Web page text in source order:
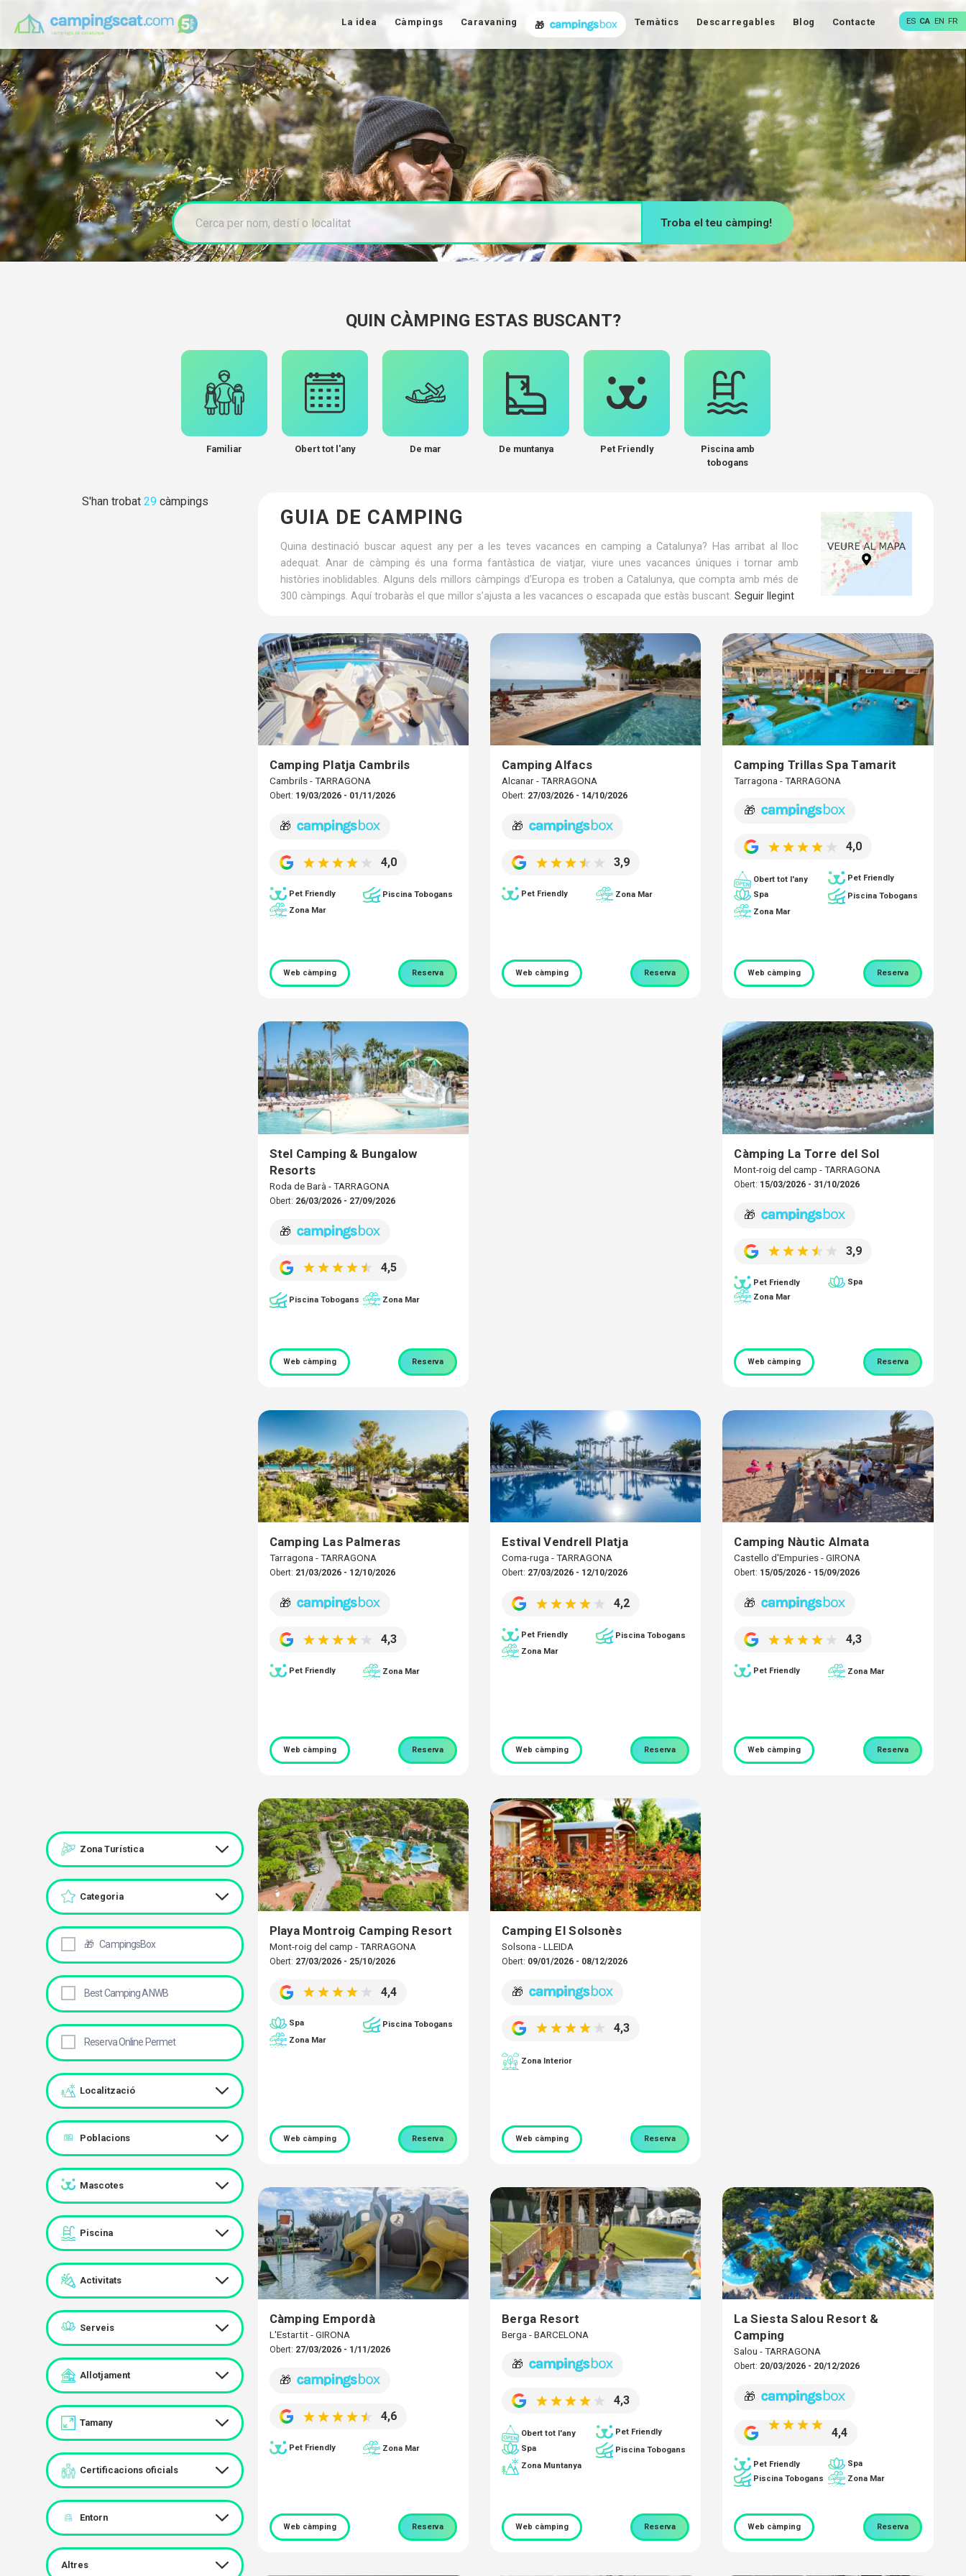
La idea Càmpings Caravaning 🎁 Temàtics Descarregables Blog Contacte ES CA EN FR
Troba el teu càmping!
QUIN CÀMPING ESTAS BUSCANT?
Familiar Obert tot l'any De mar De muntanya Pet Friendly
Piscina amb
tobogans
S'han trobat 29 càmpings
Zona Turística
Categoria
🎁 CampingsBox
Best Camping ANWB
Reserva Online Permet
Localització
Poblacions
Mascotes
Piscina
Activitats
Serveis
Allotjament
Tamany
Certificacions oficials
Entorn
Altres
GUIA DE CAMPING
Quina destinació buscar aquest any per a les teves vacances en camping a Catalunya? Has arribat al lloc
adequat. Anar de càmping és una forma fantàstica de viatjar, viure unes vacances úniques i tornar amb
històries inoblidables. Alguns dels millors càmpings d’Europa es troben a Catalunya, que compta amb més de
300 càmpings. Aquí trobaràs el que millor s’ajusta a les vacances o escapada que estàs buscant. Seguir llegint
Camping Platja Cambrils
Cambrils - TARRAGONA
Obert: 19/03/2026 - 01/11/2026
🎁
4,0
Pet Friendly
Piscina Tobogans
Zona Mar
Web càmping Reserva
Camping Alfacs
Alcanar - TARRAGONA
Obert: 27/03/2026 - 14/10/2026
🎁
3,9
Pet Friendly Zona Mar
Web càmping Reserva
Camping Trillas Spa Tamarit
Tarragona - TARRAGONA
🎁
4,0
Obert tot l'any
Pet Friendly
Spa
Piscina Tobogans
Zona Mar
Web càmping Reserva
Stel Camping & Bungalow
Resorts
Roda de Barà - TARRAGONA
Obert: 26/03/2026 - 27/09/2026
🎁
4,5
Piscina Tobogans Zona Mar
Web càmping Reserva
Càmping La Torre del Sol
Mont-roig del camp - TARRAGONA
Obert: 15/03/2026 - 31/10/2026
🎁
3,9
Pet Friendly
Spa
Zona Mar
Web càmping Reserva
Camping Las Palmeras
Tarragona - TARRAGONA
Obert: 21/03/2026 - 12/10/2026
🎁
4,3
Pet Friendly Zona Mar
Web càmping Reserva
Estival Vendrell Platja
Coma-ruga - TARRAGONA
Obert: 27/03/2026 - 12/10/2026
4,2
Pet Friendly
Piscina Tobogans
Zona Mar
Web càmping Reserva
Camping Nàutic Almata
Castello d'Empuries - GIRONA
Obert: 15/05/2026 - 15/09/2026
🎁
4,3
Pet Friendly Zona Mar
Web càmping Reserva
Playa Montroig Camping Resort
Mont-roig del camp - TARRAGONA
Obert: 27/03/2026 - 25/10/2026
4,4
Spa
Piscina Tobogans
Zona Mar
Web càmping Reserva
Camping El Solsonès
Solsona - LLEIDA
Obert: 09/01/2026 - 08/12/2026
🎁
4,3
Zona Interior
Web càmping Reserva
Càmping Empordà
L'Estartit - GIRONA
Obert: 27/03/2026 - 1/11/2026
🎁
4,6
Pet Friendly Zona Mar
Web càmping Reserva
Berga Resort
Berga - BARCELONA
🎁
4,3
Obert tot l'any
Pet Friendly
Spa
Piscina Tobogans
Zona Muntanya
Web càmping Reserva
La Siesta Salou Resort &
Camping
Salou - TARRAGONA
Obert: 20/03/2026 - 20/12/2026
🎁
4,4
Pet Friendly
Spa
Piscina Tobogans
Zona Mar
Web càmping Reserva